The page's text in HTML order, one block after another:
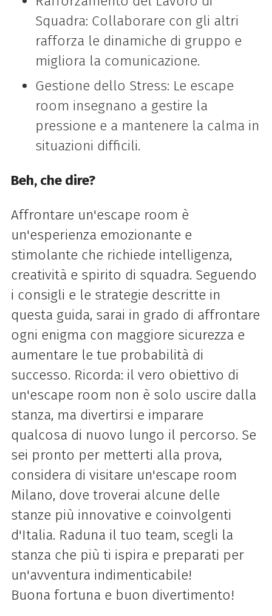
Squadra: Collaborare con gli altri
rafforza le dinamiche di gruppo e
migliora la comunicazione.
Gestione dello Stress: Le escape
room insegnano a gestire la
pressione e a mantenere la calma in
situazioni difficili.
Beh, che dire?
Affrontare un'escape room è
un'esperienza emozionante e
stimolante che richiede intelligenza,
creatività e spirito di squadra. Seguendo
i consigli e le strategie descritte in
questa guida, sarai in grado di affrontare
ogni enigma con maggiore sicurezza e
aumentare le tue probabilità di
successo. Ricorda: il vero obiettivo di
un'escape room non è solo uscire dalla
stanza, ma divertirsi e imparare
qualcosa di nuovo lungo il percorso. Se
sei pronto per metterti alla prova,
considera di visitare un'escape room
Milano, dove troverai alcune delle
stanze più innovative e coinvolgenti
d'Italia. Raduna il tuo team, scegli la
stanza che più ti ispira e preparati per
un'avventura indimenticabile!
Buona fortuna e buon divertimento!